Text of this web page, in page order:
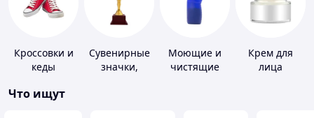
Кроссовки и
кеды
Сувенирные
значки,
Моющие и
чистящие
Крем для
лица
Что ищут